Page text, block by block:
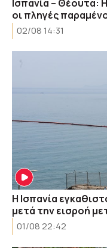
Ισπανία – Θέουτα:
οι πληγές
02/08 14:31
Η Ισπανία
μετά την εισροή
01/08 22:42